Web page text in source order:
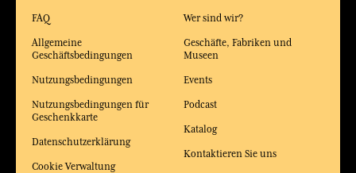
FAQ
Allgemeine
Geschäftsbedingungen
Nutzungsbedingungen
Nutzungsbedingungen für
Geschenkkarte
Datenschutzerklärung
Cookie Verwaltung
Wer sind wir?
Geschäfte, Fabriken und
Museen
Events
Podcast
Katalog
Kontaktieren Sie uns